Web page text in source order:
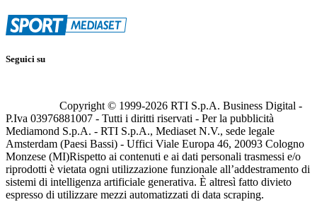
Seguici su
Copyright © 1999-2026 RTI S.p.A. Business Digital -
P.Iva 03976881007 - Tutti i diritti riservati - Per la pubblicità
Mediamond S.p.A. - RTI S.p.A., Mediaset N.V., sede legale
Amsterdam (Paesi Bassi) - Uffici Viale Europa 46, 20093 Cologno
Monzese (MI)Rispetto ai contenuti e ai dati personali trasmessi e/o
riprodotti è vietata ogni utilizzazione funzionale all’addestramento di
sistemi di intelligenza artificiale generativa. È altresì fatto divieto
espresso di utilizzare mezzi automatizzati di data scraping.